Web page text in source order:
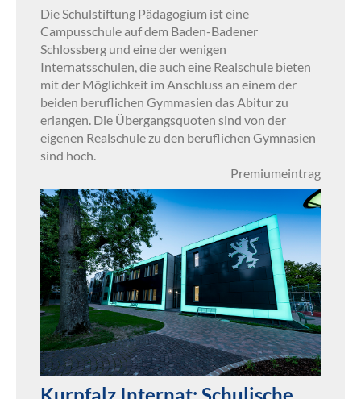
Die Schulstiftung Pädagogium ist eine
Campusschule auf dem Baden-Badener
Schlossberg und eine der wenigen
Internatsschulen, die auch eine Realschule bieten
mit der Möglichkeit im Anschluss an einem der
beiden beruflichen Gymmasien das Abitur zu
erlangen. Die Übergangsquoten sind von der
eigenen Realschule zu den beruflichen Gymnasien
sind hoch.
Premiumeintrag